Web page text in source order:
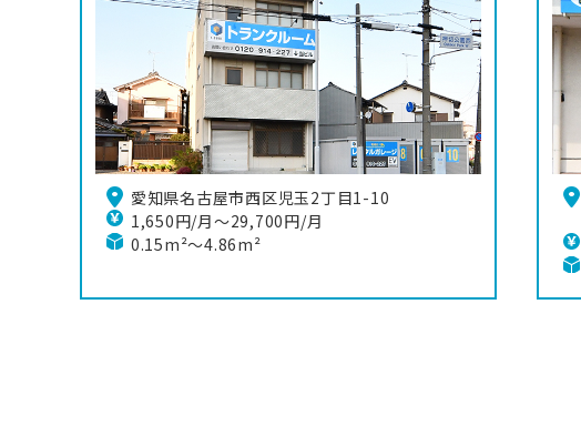
愛知県名古屋市西区児玉2丁目1-10
1,650円/月〜29,700円/月
0.15m²～4.86m²